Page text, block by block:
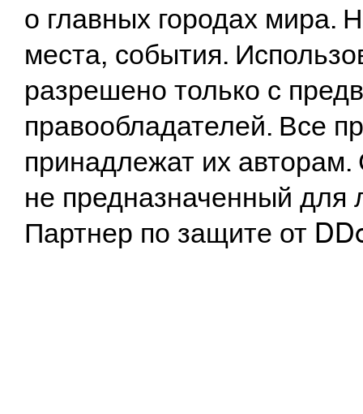
о главных городах
места, события.
разрешено только с
правообладателей. Все
принадлежат их
не предназначенный
Партнер по защите от